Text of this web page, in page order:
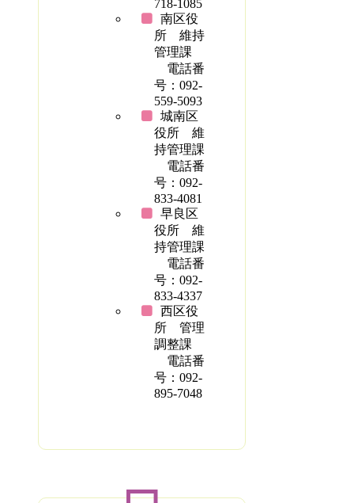
718-1085
南区役
所 維持
管理課
電話番
号：092-
559-5093
城南区
役所 維
持管理課
電話番
号：092-
833-4081
早良区
役所 維
持管理課
電話番
号：092-
833-4337
西区役
所 管理
調整課
電話番
号：092-
895-7048